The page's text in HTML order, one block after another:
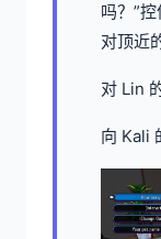
吗？”
对顶近
对 Lin
向 Kali